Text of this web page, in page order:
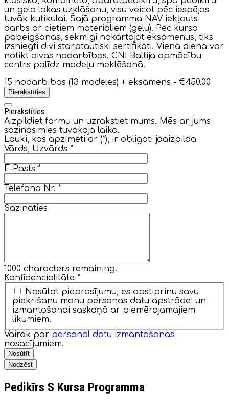
un gela lakas uzklāšanu, visu veicot pēc iespējas
tuvāk kutikulai. Šajā programma NAV iekļauts
darbs ar cietiem materiāliem (gelu). Pēc kursa
pabeigšanas, sekmīgi nokārtojot eksāmenus, tiks
izsniegti divi starptautiski sertifikāti. Vienā dienā var
notikt divas nodarbības. CNI Baltija apmācību
centrs palīdz modeļu meklēšanā.
15 nodarbības (13 modeles) + eksāmens - €450.00
Pierakstīties
Pierakstīties
Aizpildiet formu un uzrakstiet mums. Mēs ar jums
sazināsimies tuvākajā laikā.
Lauki, kas apzīmēti ar (*), ir obligāti jāaizpilda
Vārds, Uzvārds *
E-Pasts *
Telefona Nr. *
Sazināties
1000 characters remaining.
Konfidencialitāte *
Nosūtot pieprasījumu, es apstiprinu savu
piekrišanu manu personas datu apstrādei un
izmantošanai saskaņā ar piemērojamajiem
likumiem.
Vairāk par personāl datu izmantošanas
nosacījumiem.
Nosūtīt
Nodzēst
Pedikīrs S Kursa Programma